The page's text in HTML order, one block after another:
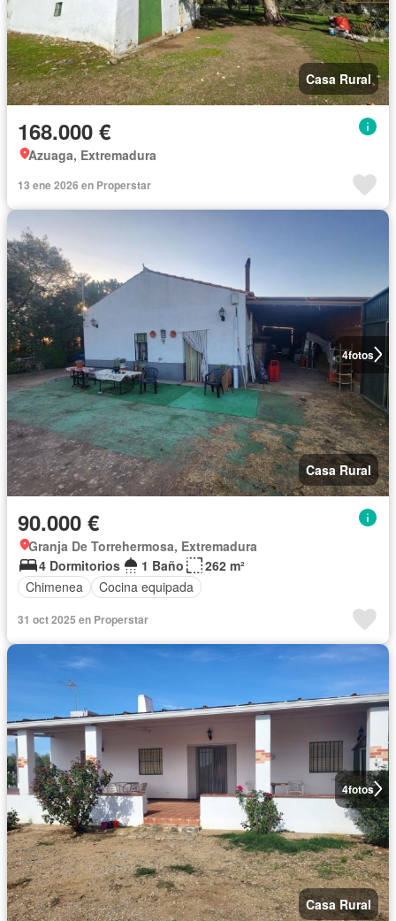
Casa Rural
168.000 €
Azuaga, Extremadura
13 ene 2026 en Properstar
4fotos
Casa Rural
90.000 €
Granja De Torrehermosa, Extremadura
4 Dormitorios
1 Baño
262 m²
Chimenea
Cocina equipada
31 oct 2025 en Properstar
4fotos
Casa Rural